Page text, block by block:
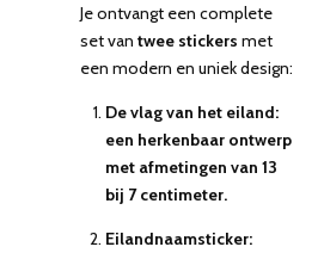
Je ontvangt een complete
set van twee stickers met
een modern en uniek design:
De vlag van het eiland:
een herkenbaar ontwerp
met afmetingen van 13
bij 7 centimeter.
Eilandnaamsticker: